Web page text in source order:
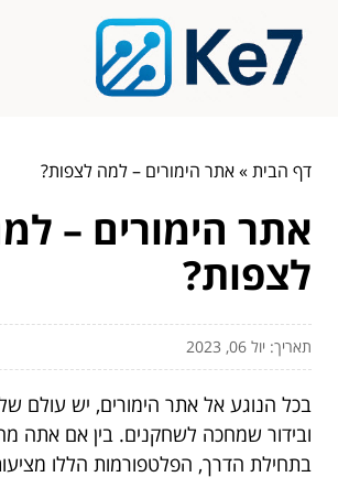
דף הבית»אתר הימורים – למה לצפות?
אתר הימורים –
לצפות?
תאריך: יול 06, 2023
בכל הנוגע אל אתר הימורים, יש עולם
ובידור שמחכה לשחקנים. בין אם אתה
בתחילת הדרך, הפלטפורמות הללו